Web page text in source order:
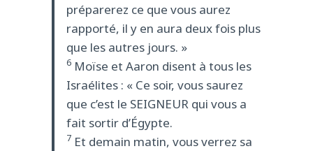
préparerez ce que vous aurez
rapporté, il y en aura deux fois plus
que les autres jours. »
6Moïse et Aaron disent à tous les
Israélites : « Ce soir, vous saurez
que c’est le SEIGNEUR qui vous a
fait sortir d’Égypte.
7Et demain matin, vous verrez sa